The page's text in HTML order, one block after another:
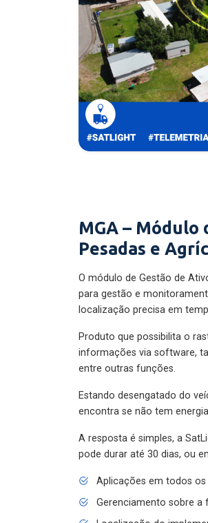
MGA – Módulo
Pesadas e
O módulo de Gestão de
para gestão e
localização precisa em
Produto que possibilita o
informações via software,
entre outras funções.
Estando desengatado do
encontra se não tem
A resposta é simples, a
pode durar até 30 dias, ou
Aplicações em todos os
Gerenciamento sobre a
Localização do